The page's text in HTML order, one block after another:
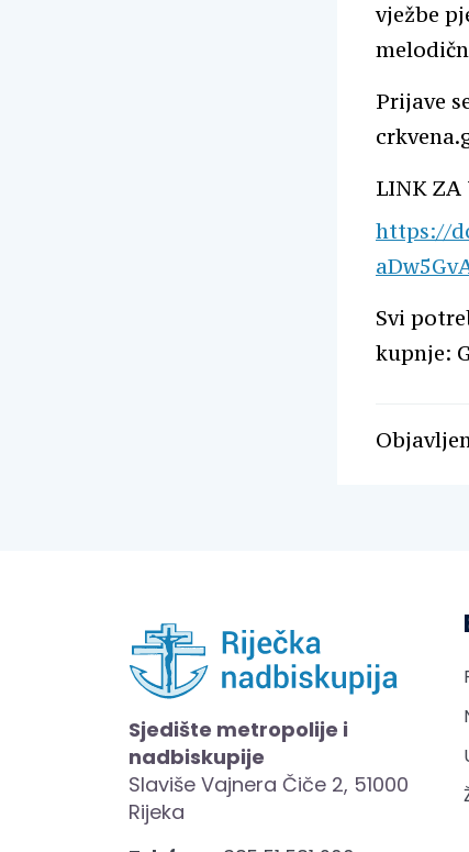
vježbe
Prijave
LINK ZA
https://
Svi
kupnje:
Sjedište metropolije i
nadbiskupije
Slaviše Vajnera Čiče 2, 51000
Rijeka